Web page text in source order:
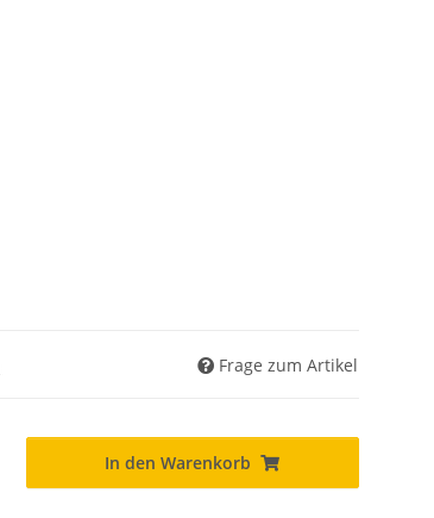
Frage zum Artikel
In den Warenkorb